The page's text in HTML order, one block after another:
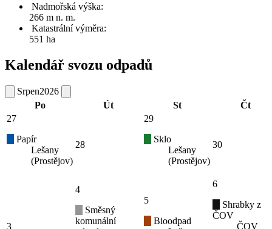
Nadmořská výška:
266 m n. m.
Katastrální výměra:
551 ha
Kalendář svozu odpadů
Srpen2026
Po
Út St
Čt
27
Papír
Lešany
(Prostějov)
28
29
Sklo
Lešany
(Prostějov)
30
3
4
Směsný
komunální
5
Bioodpad
6
Shrabky z
ČOV
ČOV